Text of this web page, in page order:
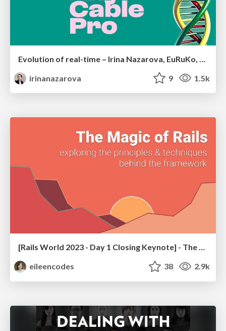
irinanazarova
9 1.5k
[Rails World 2023 - Day 1 Closing Keynote] - The Magic of Rails
eileencodes
38 2.9k